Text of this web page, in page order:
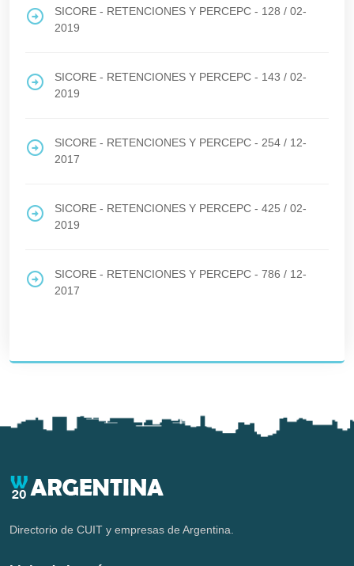
SICORE - RETENCIONES Y PERCEPC - 128 / 02-
2019
SICORE - RETENCIONES Y PERCEPC - 143 / 02-
2019
SICORE - RETENCIONES Y PERCEPC - 254 / 12-
2017
SICORE - RETENCIONES Y PERCEPC - 425 / 02-
2019
SICORE - RETENCIONES Y PERCEPC - 786 / 12-
2017
Directorio de CUIT y empresas de Argentina.